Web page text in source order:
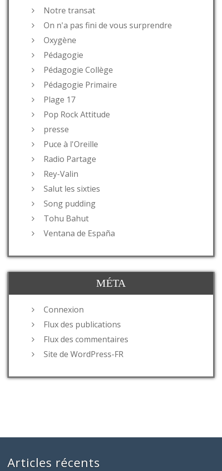
Notre transat
On n'a pas fini de vous surprendre
Oxygène
Pédagogie
Pédagogie Collège
Pédagogie Primaire
Plage 17
Pop Rock Attitude
presse
Puce à l'Oreille
Radio Partage
Rey-Valin
Salut les sixties
Song pudding
Tohu Bahut
Ventana de España
MÉTA
Connexion
Flux des publications
Flux des commentaires
Site de WordPress-FR
Articles récents